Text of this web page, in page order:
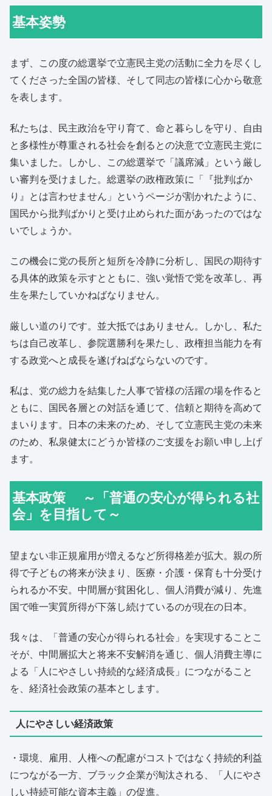
基本姿勢
まず、この度の総選挙で立憲民主党の活動に全力を尽くし
てくださった全国の皆様、そして同志の皆様に心から敬意
を表します。
私たちは、民主政治を守り育て、命と暮らしを守り、自由
と多様性が尊重される社会を創るとの決意で立憲民主党に
集いました。しかし、この総選挙で「議席減」という厳し
い審判を受けました。総選挙の政権政策に「『批判ばか
り』とは言わせません」というページが割かれたように、
国民から批判ばかりと受け止められた面があったのではな
いでしょうか。
この機会に党の長所と短所を冷静に分析し、国民の期待す
る具体的政策を示すとともに、強い覚悟で党を改革し、再
生を果たしていかねばなりません。
厳しい道のりです。並大抵ではありません。しかし、私た
ちは自己改革し、参院選勝利を果たし、政権担当能力を有
する政党へと成長を遂げねばならないのです。
私は、党の総力を結集した人事で皆様の活躍の場を作ると
ともに、国民各層との対話を通じて、信頼と期待を高めて
まいります。日本の未来のため、そして立憲民主党の未来
のため、私泉健太にどうか皆様のご支援をお願い申し上げ
ます。
基本政策 ～「普通の安心が得られる社
会」を目指して～
望まない非正規雇用が増えるなど所得格差が拡大。親の所
得で子どもの将来が決まり、医療・介護・保育も十分受け
られるか不安。中間層が貧困化し、個人消費が減り、先進
国で唯一実質所得が下落し続けているのが現在の日本。
我々は、「普通の安心が得られる社会」を実現することこ
そが、中間層拡大と将来不安解消を通じ、個人消費主導に
よる「人にやさしい持続的な経済成長」につながること
を、経済社会政策の基本とします。
人にやさしい経済政策
・環境、雇用、人権への配慮がコストではなく持続的利益
につながる一方、ブラック企業が淘汰される、「人にやさ
しい持続可能な資本主義」の促進。